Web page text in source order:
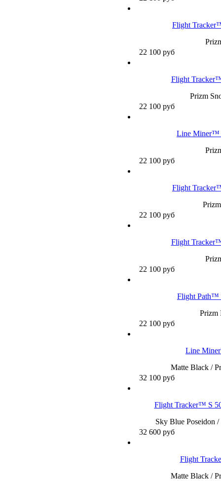
Flight
22 100 руб
Flight
Prizm
22 100 руб
Line Miner™
22 100 руб
Flight
22 100 руб
Flight
22 100 руб
Flight Path™
Prizm
22 100 руб
Line
Matte Black /
32 100 руб
Flight Tracker™ S
Sky Blue Poseidon
32 600 руб
Flight
Matte Black /